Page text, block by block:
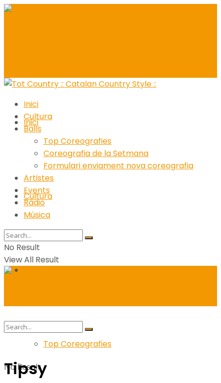
Inici
Cultura
Top Coreografies
Inici
Cultura
Balls
Top Coreografies
Coreografia de la Setmana
Formulari enviament nova coreografia
Artistes
Events
Ràdio
Música
No Result
View All Result
No Result
Tipsy